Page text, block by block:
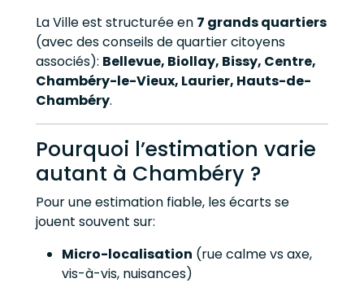
La Ville est structurée en 7 grands quartiers
(avec des conseils de quartier citoyens
associés): Bellevue, Biollay, Bissy, Centre,
Chambéry-le-Vieux, Laurier, Hauts-de-
Chambéry.
Pourquoi l’estimation varie
autant à Chambéry ?
Pour une estimation fiable, les écarts se
jouent souvent sur:
Micro-localisation (rue calme vs axe,
vis-à-vis, nuisances)